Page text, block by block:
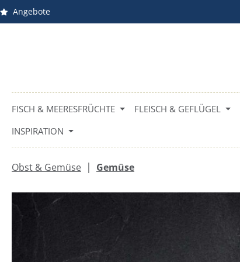
Hauptinhalt springen
Zur Suche springen
Zur Hauptnavigation springen
Angebote
FISCH & MEERESFRÜCHTE FLEISCH & GEFLÜGEL
INSPIRATION
Obst & Gemüse | Gemüse
Bildergalerie überspringen